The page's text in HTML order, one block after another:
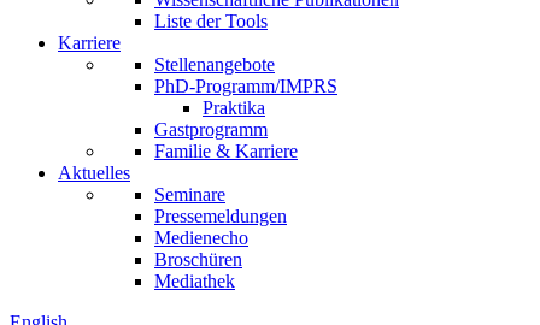
Liste der Tools
Karriere
Stellenangebote
PhD-Programm/IMPRS
Praktika
Gastprogramm
Familie & Karriere
Aktuelles
Seminare
Pressemeldungen
Medienecho
Broschüren
Mediathek